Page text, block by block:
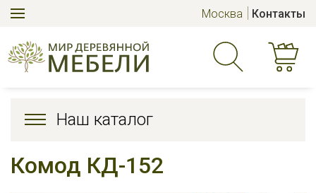
Москва Контакты
Наш каталог
Комод КД-152